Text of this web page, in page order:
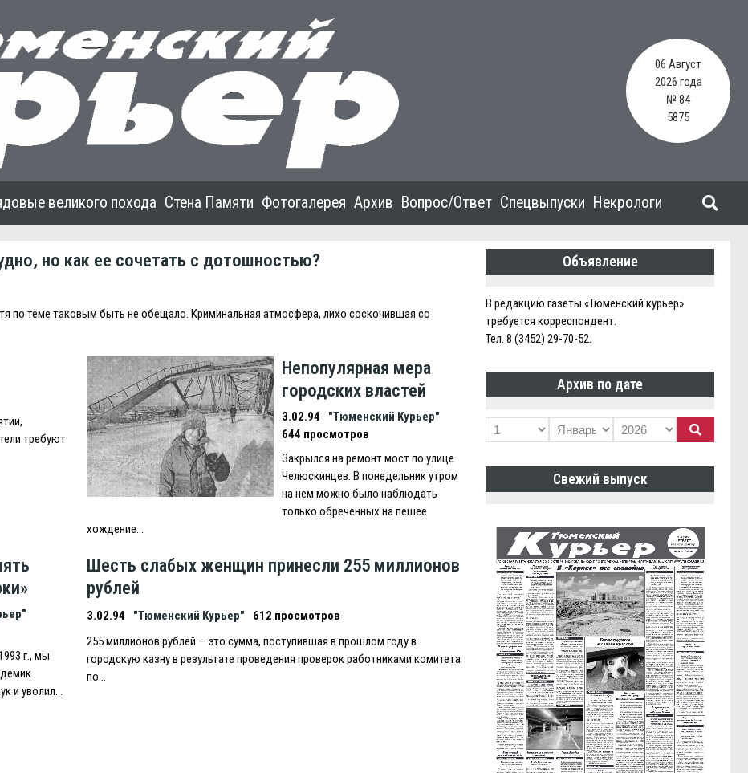
06 Август
2026 года
№ 84
5875
великого похода Стена Памяти Фотогалерея Архив Вопрос/Ответ Спецвыпуски Некрологи
но как ее сочетать с дотошностью?
по теме таковым быть не обещало. Криминальная атмосфера, лихо соскочившая со
требуют
Непопулярная мера
городских властей
3.02.94
"Тюменский Курьер"
644 просмотров
Закрылся на ремонт мост по улице
Челюскинцев. В понедельник утром
на нем можно было наблюдать
только обреченных на пешее
хождение…
г., мы
и уволил…
Шесть слабых женщин принесли 255 миллионов
рублей
3.02.94 "Тюменский Курьер"
612 просмотров
255 миллионов рублей — это сумма, поступившая в прошлом году в
городскую казну в результате проведения проверок работниками комитета
по…
Объявление
В редакцию газеты «Тюменский курьер»
требуется корреспондент.
Тел. 8 (3452) 29-70-52.
Архив по дате
Свежий выпуск